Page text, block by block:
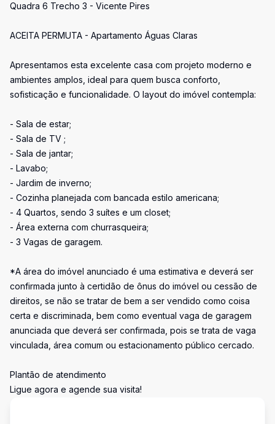
Quadra 6 Trecho 3 - Vicente Pires
ACEITA PERMUTA - Apartamento Águas Claras
Apresentamos esta excelente casa com projeto moderno e
ambientes amplos, ideal para quem busca conforto,
sofisticação e funcionalidade. O layout do imóvel contempla:
- Sala de estar;
- Sala de TV ;
- Sala de jantar;
- Lavabo;
- Jardim de inverno;
- Cozinha planejada com bancada estilo americana;
- 4 Quartos, sendo 3 suítes e um closet;
- Área externa com churrasqueira;
- 3 Vagas de garagem.
*A área do imóvel anunciado é uma estimativa e deverá ser
confirmada junto à certidão de ônus do imóvel ou cessão de
direitos, se não se tratar de bem a ser vendido como coisa
certa e discriminada, bem como eventual vaga de garagem
anunciada que deverá ser confirmada, pois se trata de vaga
vinculada, área comum ou estacionamento público cercado.
Plantão de atendimento
Ligue agora e agende sua visita!